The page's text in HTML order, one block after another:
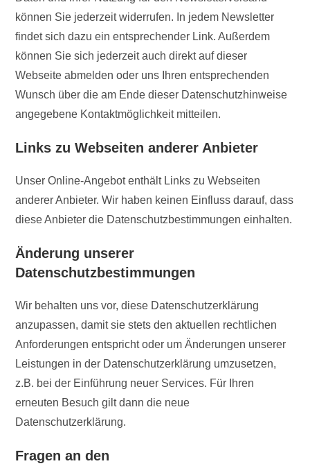
können Sie jederzeit widerrufen. In jedem Newsletter
findet sich dazu ein entsprechender Link. Außerdem
können Sie sich jederzeit auch direkt auf dieser
Webseite abmelden oder uns Ihren entsprechenden
Wunsch über die am Ende dieser Datenschutzhinweise
angegebene Kontaktmöglichkeit mitteilen.
Links zu Webseiten anderer Anbieter
Unser Online-Angebot enthält Links zu Webseiten
anderer Anbieter. Wir haben keinen Einfluss darauf, dass
diese Anbieter die Datenschutzbestimmungen einhalten.
Änderung unserer
Datenschutzbestimmungen
Wir behalten uns vor, diese Datenschutzerklärung
anzupassen, damit sie stets den aktuellen rechtlichen
Anforderungen entspricht oder um Änderungen unserer
Leistungen in der Datenschutzerklärung umzusetzen,
z.B. bei der Einführung neuer Services. Für Ihren
erneuten Besuch gilt dann die neue
Datenschutzerklärung.
Fragen an den